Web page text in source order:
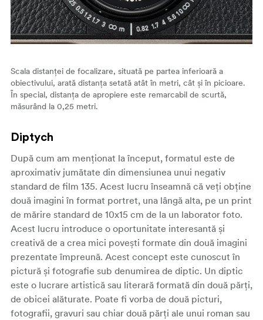
Scala distanței de focalizare, situată pe partea inferioară a
obiectivului, arată distanța setată atât în metri, cât și în picioare.
În special, distanța de apropiere este remarcabil de scurtă,
măsurând la 0,25 metri.
Diptych
După cum am menționat la început, formatul este de
aproximativ jumătate din dimensiunea unui negativ
standard de film 135. Acest lucru înseamnă că veți obține
două imagini în format portret, una lângă alta, pe un print
de mărire standard de 10x15 cm de la un laborator foto.
Acest lucru introduce o oportunitate interesantă și
creativă de a crea mici povești formate din două imagini
prezentate împreună. Acest concept este cunoscut în
pictură și fotografie sub denumirea de diptic. Un diptic
este o lucrare artistică sau literară formată din două părți,
de obicei alăturate. Poate fi vorba de două picturi,
fotografii, gravuri sau chiar două părți ale unui roman sau